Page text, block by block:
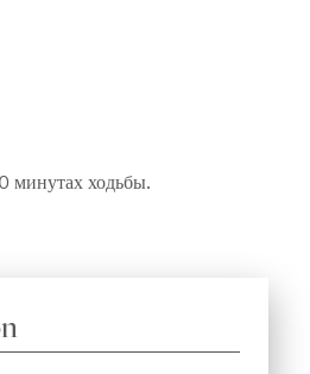
минутах ходьбы.